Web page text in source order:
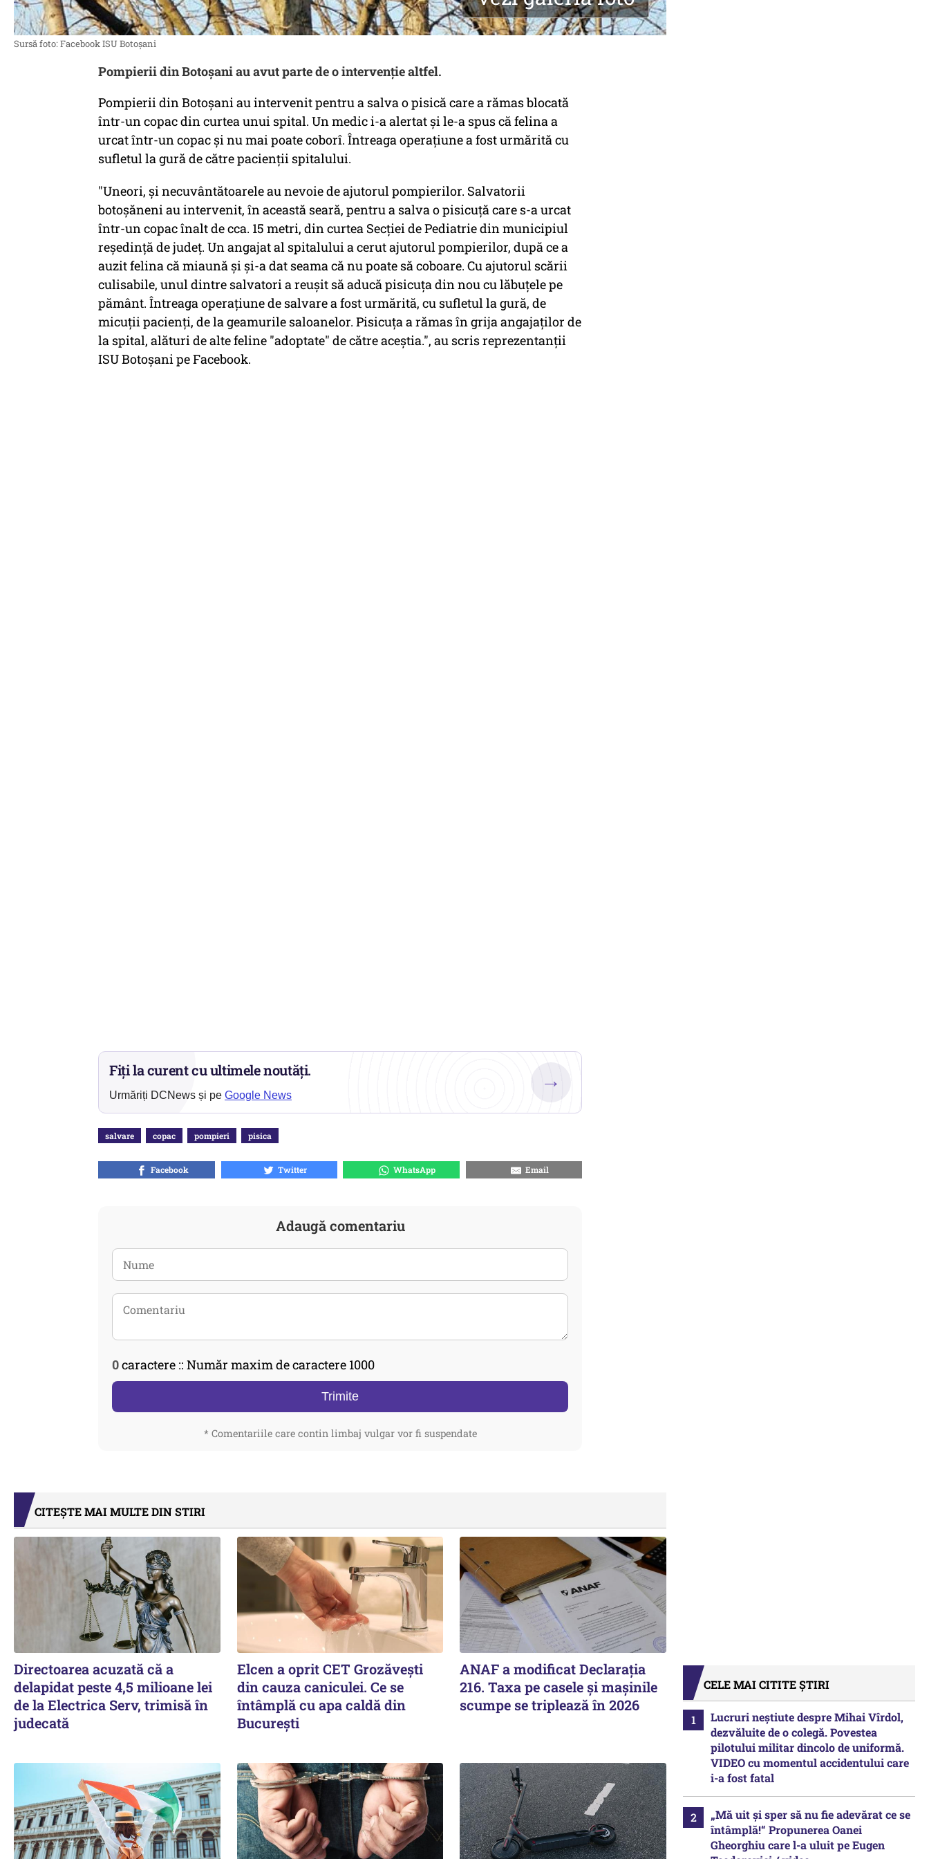
Sursă foto: Facebook ISU Botoșani
Pompierii din Botoșani au avut parte de o intervenție altfel.
Pompierii din Botoșani au intervenit pentru a salva o pisică care a rămas blocată
într-un copac din curtea unui spital. Un medic i-a alertat și le-a spus că felina a
urcat într-un copac și nu mai poate coborî. Întreaga operațiune a fost urmărită cu
sufletul la gură de către pacienții spitalului.
"Uneori, şi necuvântătoarele au nevoie de ajutorul pompierilor. Salvatorii
botoșăneni au intervenit, în această seară, pentru a salva o pisicuță care s-a urcat
într-un copac înalt de cca. 15 metri, din curtea Secției de Pediatrie din municipiul
reședință de județ. Un angajat al spitalului a cerut ajutorul pompierilor, după ce a
auzit felina că miaună şi şi-a dat seama că nu poate să coboare. Cu ajutorul scării
culisabile, unul dintre salvatori a reușit să aducă pisicuța din nou cu lăbuţele pe
pământ. Întreaga operațiune de salvare a fost urmărită, cu sufletul la gură, de
micuții pacienți, de la geamurile saloanelor. Pisicuța a rămas în grija angajaților de
la spital, alături de alte feline "adoptate" de către aceștia.", au scris reprezentanții
ISU Botoșani pe Facebook.
Fiți la curent cu ultimele noutăți.
Urmăriți DCNews și pe Google News
→
salvare copac pompieri pisica
Facebook Twitter WhatsApp Email
Adaugă comentariu
0caractere :: Număr maxim de caractere 1000
Trimite
* Comentariile care contin limbaj vulgar vor fi suspendate
CITEȘTE MAI MULTE DIN STIRI
Directoarea acuzată că a
delapidat peste 4,5 milioane lei
de la Electrica Serv, trimisă în
judecată
Elcen a oprit CET Grozăvești
din cauza caniculei. Ce se
întâmplă cu apa caldă din
București
ANAF a modificat Declarația
216. Taxa pe casele și mașinile
scumpe se triplează în 2026
CELE MAI CITITE ȘTIRI
Lucruri neștiute despre Mihai Vîrdol,
dezvăluite de o colegă. Povestea
pilotului militar dincolo de uniformă.
VIDEO cu momentul accidentului care
i-a fost fatal
„Mă uit și sper să nu fie adevărat ce se
întâmplă!“ Propunerea Oanei
Gheorghiu care l-a uluit pe Eugen